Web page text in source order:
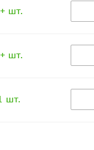
шт.
шт.
шт.